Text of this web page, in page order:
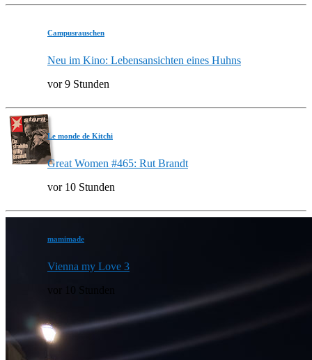
Campusrauschen
Neu im Kino: Lebensansichten eines Huhns
vor 9 Stunden
Le monde de Kitchi
Great Women #465: Rut Brandt
vor 10 Stunden
mamimade
Vienna my Love 3
vor 10 Stunden